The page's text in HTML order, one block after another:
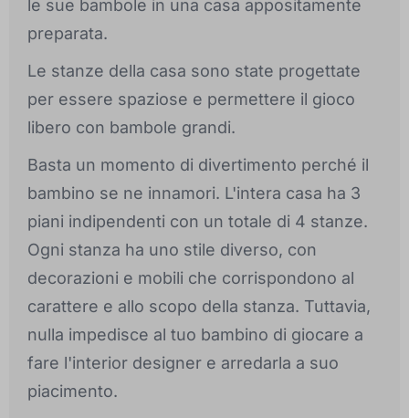
le sue bambole in una casa appositamente
preparata.
Le stanze della casa sono state progettate
per essere spaziose e permettere il gioco
libero con bambole grandi.
Basta un momento di divertimento perché il
bambino se ne innamori. L'intera casa ha 3
piani indipendenti con un totale di 4 stanze.
Ogni stanza ha uno stile diverso, con
decorazioni e mobili che corrispondono al
carattere e allo scopo della stanza. Tuttavia,
nulla impedisce al tuo bambino di giocare a
fare l'interior designer e arredarla a suo
piacimento.